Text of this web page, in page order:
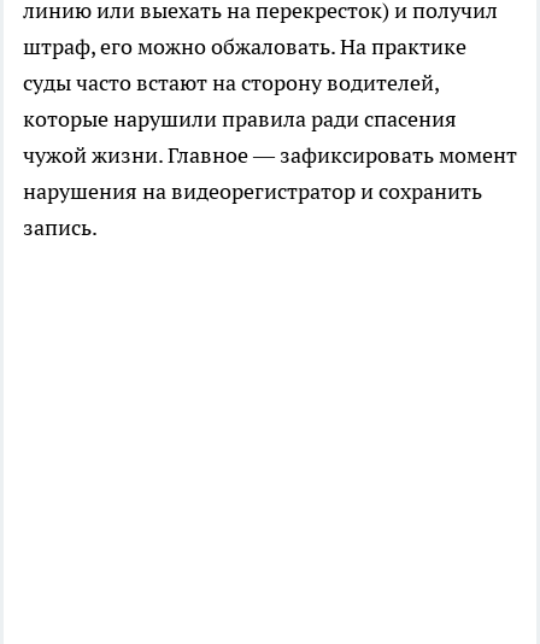
линию или выехать на перекресток) и получил
штраф, его можно обжаловать. На практике
суды часто встают на сторону водителей,
которые нарушили правила ради спасения
чужой жизни. Главное — зафиксировать момент
нарушения на видеорегистратор и сохранить
запись.